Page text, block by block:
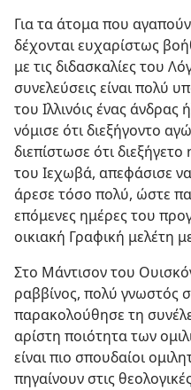
Για τα άτομα που αγαπούν
δέχονται ευχαρίστως
με τις διδασκαλίες του
συνελεύσεις είναι πολύ
του Ιλλινόις ένας
νόμισε ότι διεξήγοντο
διεπίστωσε ότι
του Ιεχωβά, απεφάσισε
άρεσε τόσο πολύ, ώστε
επόμενες ημέρες του
οικιακή Γραφική μελέτη
Στο Μάντισον του
ραββίνος, πολύ γνωστός
παρακολούθησε τη
αρίστη ποιότητα των
είναι πιο σπουδαίοι
πηγαίνουν στις